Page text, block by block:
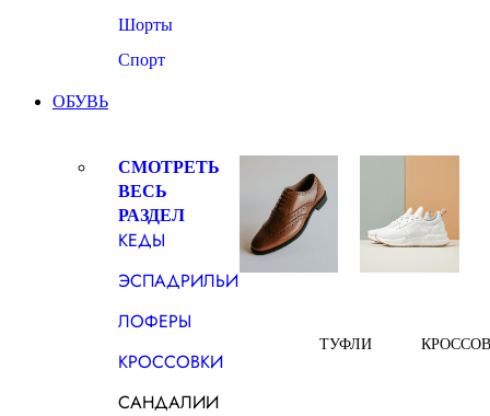
Шорты
Спорт
ОБУВЬ
СМОТРЕТЬ
ВЕСЬ
РАЗДЕЛ
КЕДЫ
ЭСПАДРИЛЬИ
ЛОФЕРЫ
КРОССОВКИ
САНДАЛИИ
ТУФЛИ